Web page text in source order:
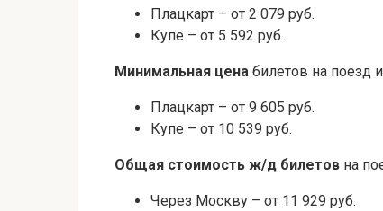
Плацкарт – от 2 079 руб.
Купе – от 5 592 руб.
Минимальная цена билетов на поезд
Плацкарт – от 9 605 руб.
Купе – от 10 539 руб.
Общая стоимость ж/д билетов на
Через Москву – от 11 929 руб.